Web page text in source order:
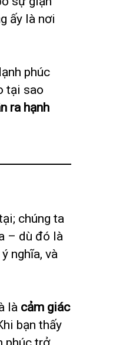
ấy là nơi
phúc
tại sao
ra hạnh
chúng ta
– dù đó là
nghĩa, và
là cảm giác
bạn thấy